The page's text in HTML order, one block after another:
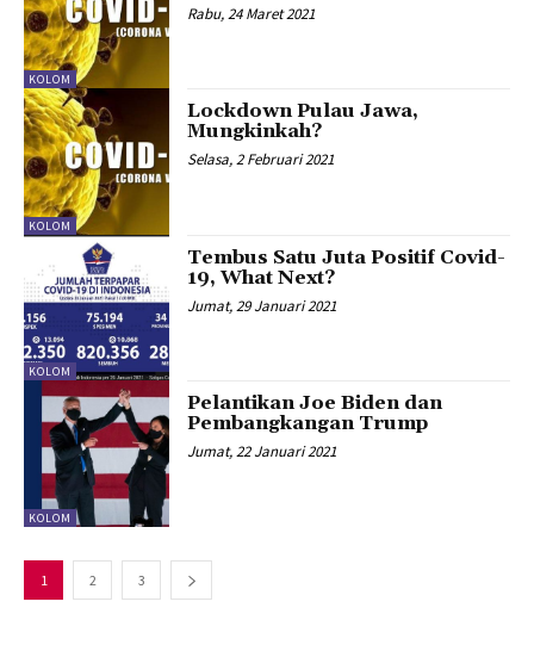
KOLOM
Rabu, 24 Maret 2021
KOLOM
Lockdown Pulau Jawa,
Mungkinkah?
Selasa, 2 Februari 2021
KOLOM
Tembus Satu Juta Positif Covid-
19, What Next?
Jumat, 29 Januari 2021
KOLOM
Pelantikan Joe Biden dan
Pembangkangan Trump
Jumat, 22 Januari 2021
1 2 3